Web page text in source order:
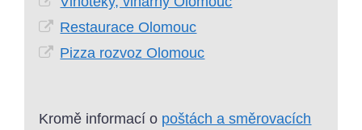
Restaurace Olomouc
Pizza rozvoz Olomouc
Kromě informací o poštách a směrovacích